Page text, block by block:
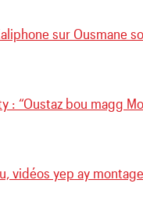
sur Ousmane
: “Oustaz bou magg
vidéos yep ay